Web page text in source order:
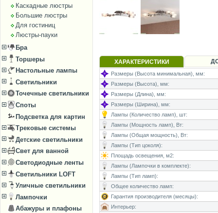
Каскадные люстры
Большие люстры
Для гостиниц
Люстры-пауки
Бра
Торшеры
Настольные лампы
Светильники
Точечные светильники
Споты
Подсветка для картин
Трековые системы
Детские светильники
Свет для ванной
Светодиодные ленты
Светильники LOFT
Уличные светильники
Лампочки
Абажуры и плафоны
ХАРАКТЕРИСТИКИ
Размеры (Высота минимальная), мм:
Размеры (Высота), мм:
Размеры (Длина), мм:
Размеры (Ширина), мм:
Лампы (Количество ламп), шт:
Лампы (Мощность ламп), Вт:
Лампы (Общая мощность), Вт:
Лампы (Тип цоколя):
Площадь освещения, м2:
Лампы (Лампочки в комплекте):
Лампы (Тип ламп):
Общее количество ламп:
Гарантия производителя (месяцы):
Интерьер: